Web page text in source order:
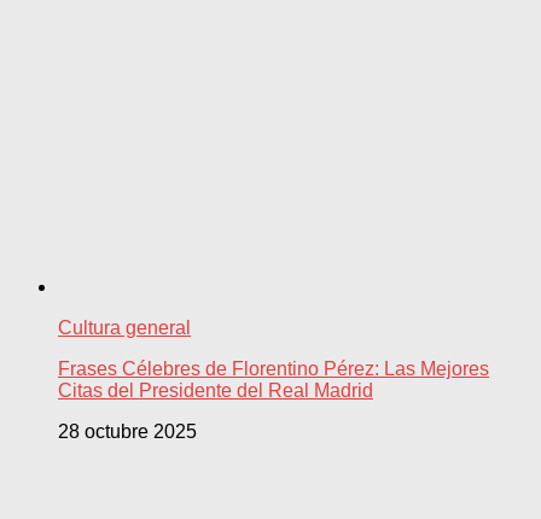
Cultura general
Frases Célebres de Florentino Pérez: Las Mejores
Citas del Presidente del Real Madrid
28 octubre 2025